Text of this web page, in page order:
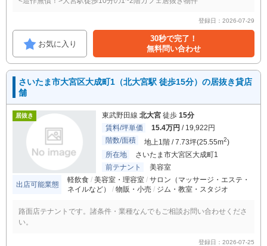
登録日：2026-07-29
お気に入り
30秒で完了！
無料問い合わせ
さいたま市大宮区大成町1（北大宮駅 徒歩15分）の居抜き貸店
舗
居抜き 東武野田線 北大宮 徒歩 15分
賃料/坪単価
15.4万円 / 19,922円
階数/面積
地上1階 / 7.73坪(25.55m2)
所在地
さいたま市大宮区大成町1
前テナント
美容室
出店可能業態
軽飲食 美容室・理容室
サロン（マッサージ・エステ・
ネイルなど）
物販・小売 ジム・教室・スタジオ
路面店テナントです。諸条件・業種なんでもご相談お問い合わせくださ
い。
登録日：2026-07-25